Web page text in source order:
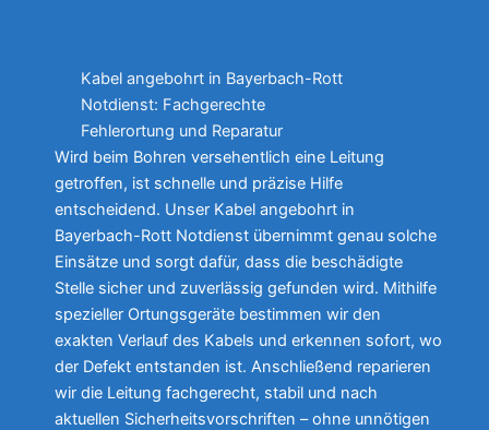
Kabel angebohrt in Bayerbach-Rott
Notdienst: Fachgerechte
Fehlerortung und Reparatur
Wird beim Bohren versehentlich eine Leitung
getroffen, ist schnelle und präzise Hilfe
entscheidend. Unser Kabel angebohrt in
Bayerbach-Rott Notdienst übernimmt genau solche
Einsätze und sorgt dafür, dass die beschädigte
Stelle sicher und zuverlässig gefunden wird. Mithilfe
spezieller Ortungsgeräte bestimmen wir den
exakten Verlauf des Kabels und erkennen sofort, wo
der Defekt entstanden ist. Anschließend reparieren
wir die Leitung fachgerecht, stabil und nach
aktuellen Sicherheitsvorschriften – ohne unnötigen